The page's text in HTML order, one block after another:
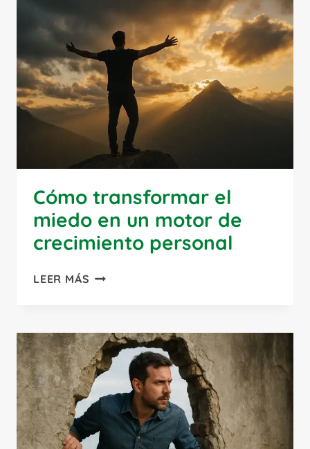
PARA
UN
LIDERAZGO
AUTÉNTICO
Cómo transformar el
miedo en un motor de
crecimiento personal
LEER MÁS CÓMO
EN
UN
MOTOR
DE
CRECIMIENTO
PERSONAL